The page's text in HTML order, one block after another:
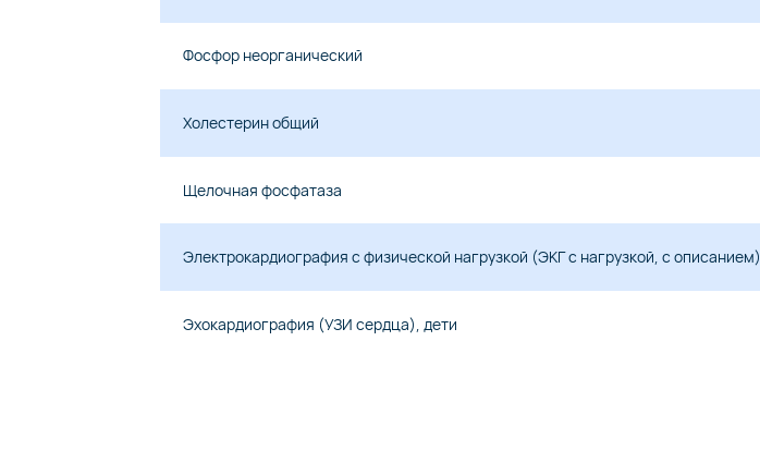
Фосфор неорганический
Холестерин общий
Щелочная фосфатаза
Электрокардиография с физической нагрузкой (ЭКГ с нагрузкой, с описанием)
Эхокардиография (УЗИ сердца), дети